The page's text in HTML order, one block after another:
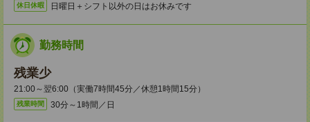
休日休暇 日曜日＋シフト以外の日はお休みです
勤務時間
残業少
21:00～翌6:00（実働7時間45分／休憩1時間15分）
残業時間 30分～1時間／日